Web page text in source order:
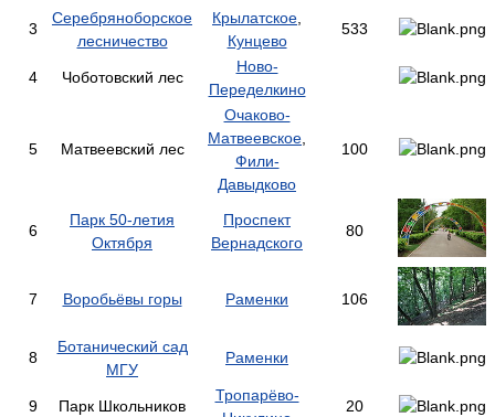
3
Серебряноборское
лесничество
Крылатское
Кунцево
533
4 Чоботовский лес
Ново-
Переделкино
5 Матвеевский лес
Очаково-
Матвеевское
Фили-
Давыдково
100
6
Парк 50-летия
Октября
Проспект
Вернадского
80
7 Воробьёвы горы Раменки 106
8
Ботанический сад
МГУ
Раменки
9 Парк Школьников
Тропарёво-
20